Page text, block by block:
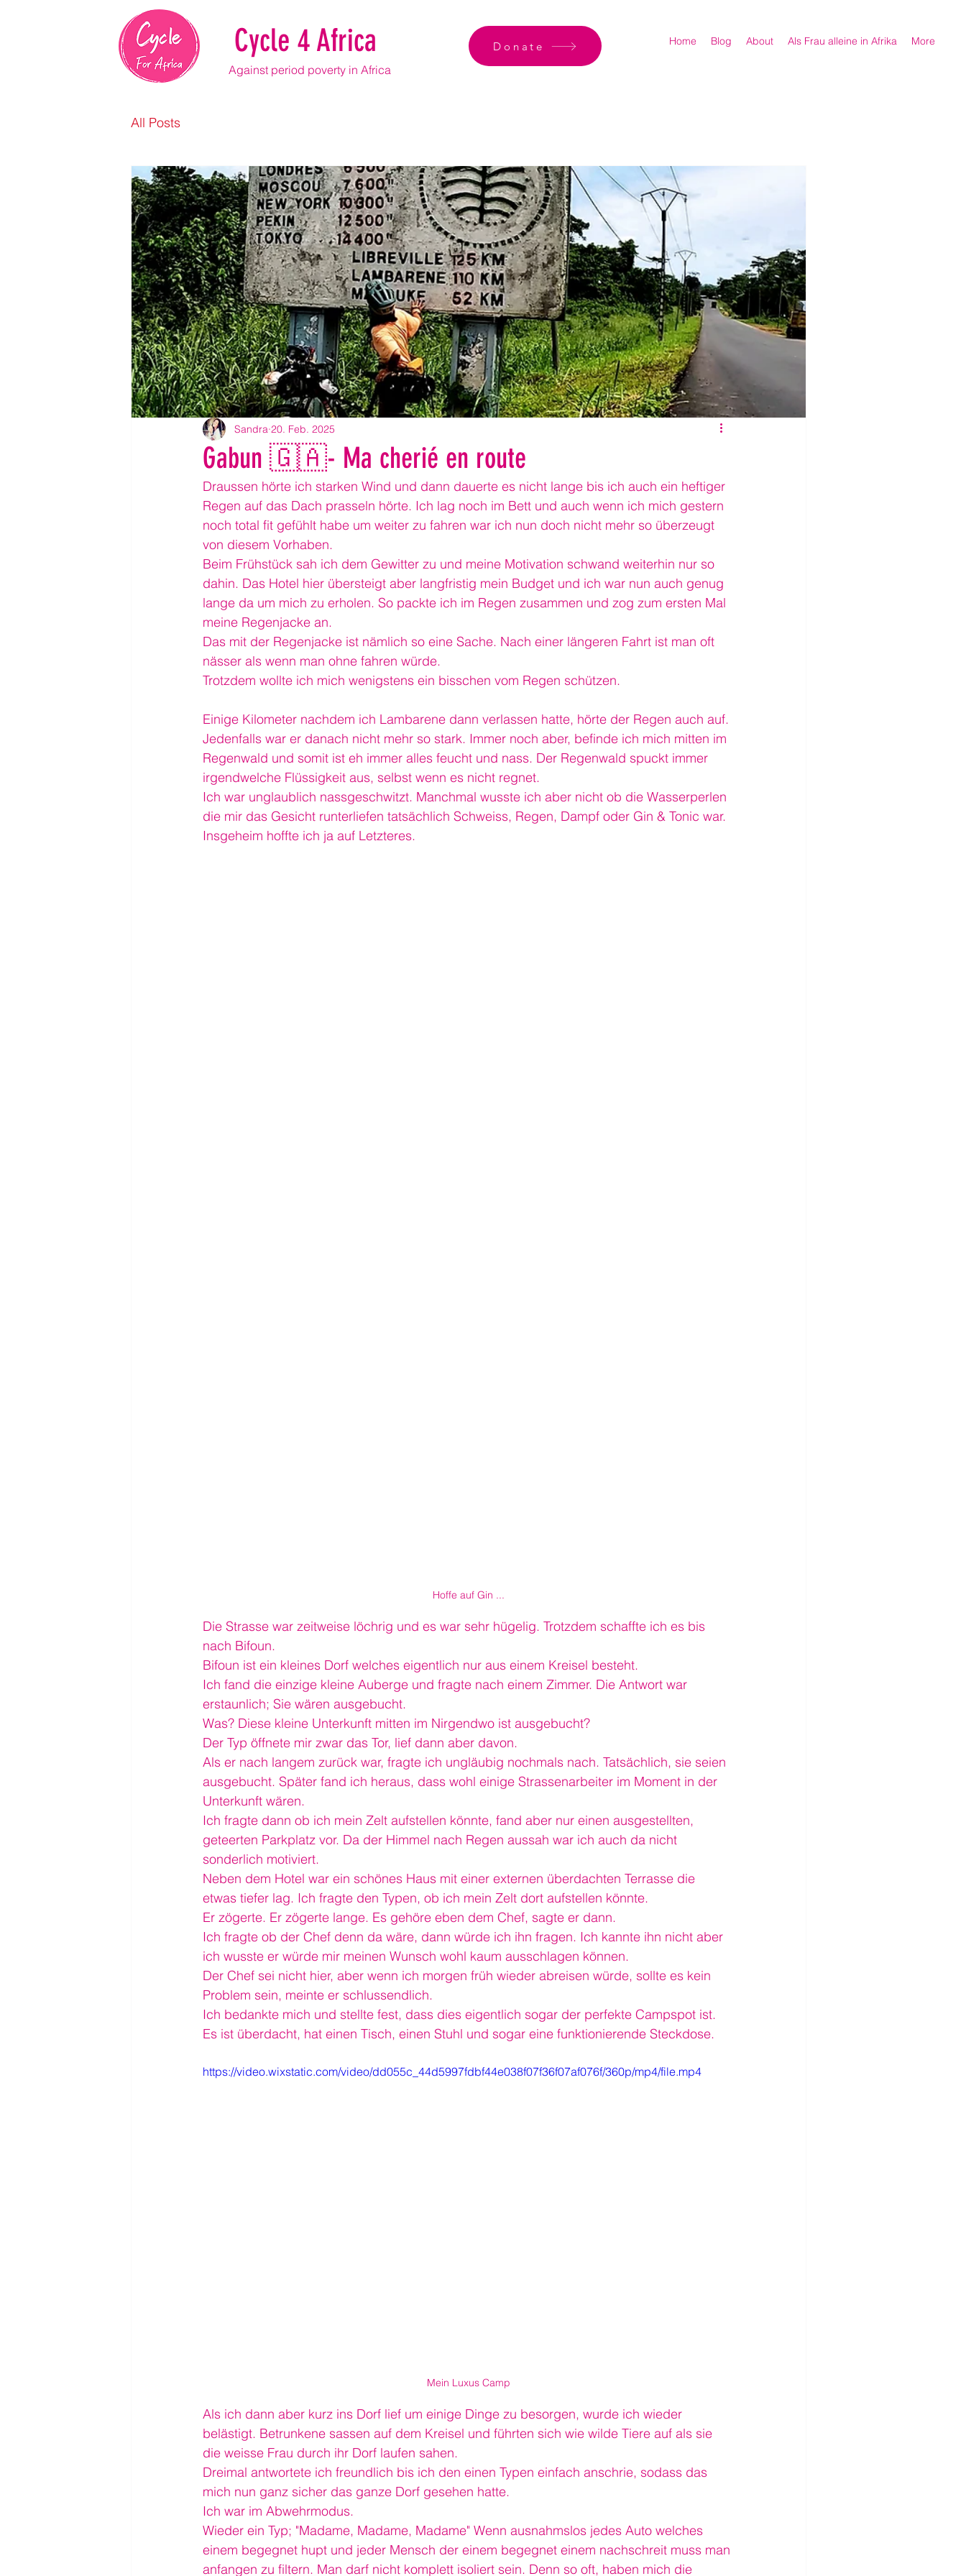
Home Blog About Als Frau alleine in Afrika More
Against period poverty in Africa
Cycle 4 Africa Donate
All Posts
Gabun 🇬🇦- Ma cherié en route
Sandra 20. Feb. 2025
Draussen hörte ich starken Wind und dann dauerte es nicht lange bis ich auch ein heftiger
Regen auf das Dach prasseln hörte. Ich lag noch im Bett und auch wenn ich mich gestern
noch total fit gefühlt habe um weiter zu fahren war ich nun doch nicht mehr so überzeugt
von diesem Vorhaben.
Beim Frühstück sah ich dem Gewitter zu und meine Motivation schwand weiterhin nur so
dahin. Das Hotel hier übersteigt aber langfristig mein Budget und ich war nun auch genug
lange da um mich zu erholen. So packte ich im Regen zusammen und zog zum ersten Mal
meine Regenjacke an.
Das mit der Regenjacke ist nämlich so eine Sache. Nach einer längeren Fahrt ist man oft
nässer als wenn man ohne fahren würde.
Trotzdem wollte ich mich wenigstens ein bisschen vom Regen schützen.
Einige Kilometer nachdem ich Lambarene dann verlassen hatte, hörte der Regen auch auf.
Jedenfalls war er danach nicht mehr so stark. Immer noch aber, befinde ich mich mitten im
Regenwald und somit ist eh immer alles feucht und nass. Der Regenwald spuckt immer
irgendwelche Flüssigkeit aus, selbst wenn es nicht regnet.
Ich war unglaublich nassgeschwitzt. Manchmal wusste ich aber nicht ob die Wasserperlen
die mir das Gesicht runterliefen tatsächlich Schweiss, Regen, Dampf oder Gin & Tonic war.
Insgeheim hoffte ich ja auf Letzteres.
Hoffe auf Gin ...
Die Strasse war zeitweise löchrig und es war sehr hügelig. Trotzdem schaffte ich es bis
nach Bifoun.
Bifoun ist ein kleines Dorf welches eigentlich nur aus einem Kreisel besteht.
Ich fand die einzige kleine Auberge und fragte nach einem Zimmer. Die Antwort war
erstaunlich; Sie wären ausgebucht.
Was? Diese kleine Unterkunft mitten im Nirgendwo ist ausgebucht?
Der Typ öffnete mir zwar das Tor, lief dann aber davon.
Als er nach langem zurück war, fragte ich ungläubig nochmals nach. Tatsächlich, sie seien
ausgebucht. Später fand ich heraus, dass wohl einige Strassenarbeiter im Moment in der
Unterkunft wären.
Ich fragte dann ob ich mein Zelt aufstellen könnte, fand aber nur einen ausgestellten,
geteerten Parkplatz vor. Da der Himmel nach Regen aussah war ich auch da nicht
sonderlich motiviert.
Neben dem Hotel war ein schönes Haus mit einer externen überdachten Terrasse die
etwas tiefer lag. Ich fragte den Typen, ob ich mein Zelt dort aufstellen könnte.
Er zögerte. Er zögerte lange. Es gehöre eben dem Chef, sagte er dann.
Ich fragte ob der Chef denn da wäre, dann würde ich ihn fragen. Ich kannte ihn nicht aber
ich wusste er würde mir meinen Wunsch wohl kaum ausschlagen können.
Der Chef sei nicht hier, aber wenn ich morgen früh wieder abreisen würde, sollte es kein
Problem sein, meinte er schlussendlich.
Ich bedankte mich und stellte fest, dass dies eigentlich sogar der perfekte Campspot ist.
Es ist überdacht, hat einen Tisch, einen Stuhl und sogar eine funktionierende Steckdose.
https://video.wixstatic.com/video/dd055c_44d5997fdbf44e038f07f36f07af076f/360p/mp4/file.mp4
Mein Luxus Camp
Als ich dann aber kurz ins Dorf lief um einige Dinge zu besorgen, wurde ich wieder
belästigt. Betrunkene sassen auf dem Kreisel und führten sich wie wilde Tiere auf als sie
die weisse Frau durch ihr Dorf laufen sahen.
Dreimal antwortete ich freundlich bis ich den einen Typen einfach anschrie, sodass das
mich nun ganz sicher das ganze Dorf gesehen hatte.
Ich war im Abwehrmodus.
Wieder ein Typ; "Madame, Madame, Madame" Wenn ausnahmslos jedes Auto welches
einem begegnet hupt und jeder Mensch der einem begegnet einem nachschreit muss man
anfangen zu filtern. Man darf nicht komplett isoliert sein. Denn so oft, haben mich die